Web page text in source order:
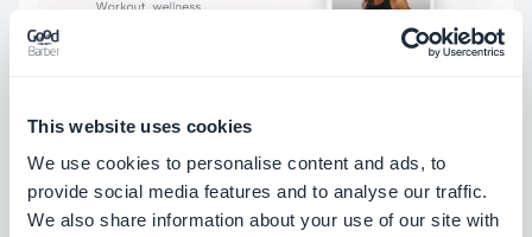
This website uses cookies
We use cookies to personalise content and ads, to
provide social media features and to analyse our traffic.
We also share information about your use of our site with